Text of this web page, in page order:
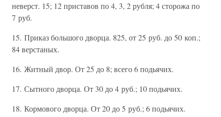
неверст. 15; 12 приставов по 4, 3, 2 рубля; 4 сторожа по
7 руб.
15. Приказ большого дворца. 825, от 25 руб. до 50 коп.;
84 верстаных.
16. Житный двор. От 25 до 8; всего 6 подьячих.
17. Сытного дворца. От 30 до 4 руб.; 10 подьячих.
18. Кормового дворца. От 20 до 5 руб.; 6 подьячих.